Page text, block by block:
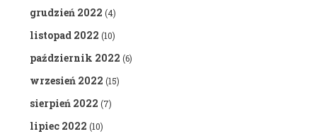
grudzień 2022 (4)
listopad 2022 (10)
październik 2022 (6)
wrzesień 2022 (15)
sierpień 2022 (7)
lipiec 2022 (10)